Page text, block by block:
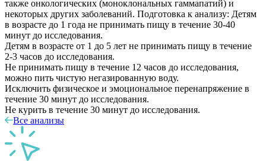
также онкологических (моноклональных гаммапатий) и
некоторых других заболеваний. Подготовка к анализу: Детям
в возрасте до 1 года не принимать пищу в течение 30-40
минут до исследования.
Детям в возрасте от 1 до 5 лет не принимать пищу в течение
2-3 часов до исследования.
Не принимать пищу в течение 12 часов до исследования,
можно пить чистую негазированную воду.
Исключить физическое и эмоциональное перенапряжение в
течение 30 минут до исследования.
Не курить в течение 30 минут до исследования.
Все анализы